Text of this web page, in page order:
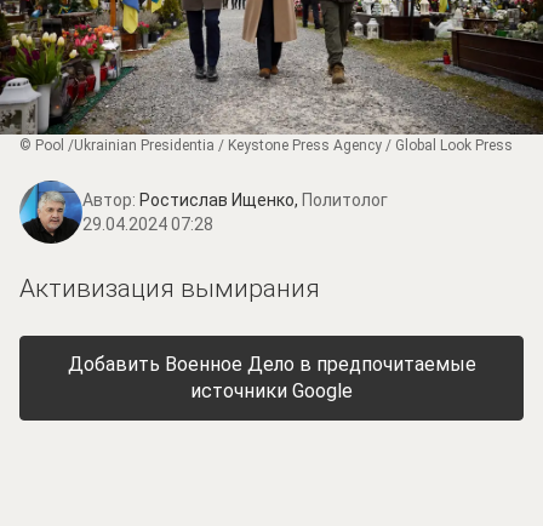
© Pool /Ukrainian Presidentia / Keystone Press Agency / Global Look Press
Автор: Ростислав Ищенко, Политолог
29.04.2024 07:28
Активизация вымирания
Добавить Военное Дело в предпочитаемые
источники Google